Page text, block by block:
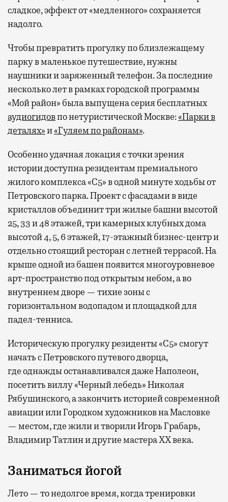
сладкое, эффект от «медленного» сохраняется
надолго.
Чтобы превратить прогулку по близлежащему
парку в маленькое путешествие, нужны
наушники и заряженный телефон. За последние
несколько лет в рамках городской программы
«Мой район» была выпущена серия бесплатных
аудиогидовпо нетуристической Москве:«Парки в
деталях»и«Гуляем по районам».
Особенно удачная локация с точки зрения
истории доступна резидентам премиального
жилого комплекса «С5»в одной минуте ходьбы от
Петровского парка. Проект с фасадами в виде
кристаллов объединит три жилые башни высотой
25, 33 и 48 этажей, три камерных клубных дома
высотой 4, 5, 6 этажей, 17-этажный бизнес-центр и
отдельно стоящий ресторан с летней террасой. На
крыше одной из башен появится многоуровневое
арт-пространство под открытым небом, а во
внутреннем дворе — тихие зоны с
горизонтальном водопадом и площадкой для
падел-тенниса.
Историческую прогулку резиденты «С5» смогут
начать с Петровского путевого дворца,
гдеоднажды останавливался даже Наполеон,
посетить виллу «Черный лебедь» Николая
Рябушинского, а закончить историей современной
авиации или Городком художников на Масловке
— местом, где жили и творили Игорь Грабарь,
Владимир Татлин и другие мастера XX века.
Заниматься йогой
Лето — то недолгое время, когда тренировки